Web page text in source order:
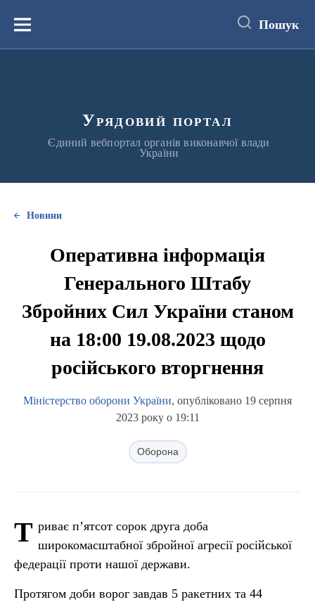
вмістуМеню Пошук
Урядовий портал
Єдиний вебпортал органів виконавчої влади
України
Новини
Оперативна інформація
Генерального Штабу
Збройних Сил України станом
на 18:00 19.08.2023 щодо
російського вторгнення
Міністерство оборони України, опубліковано 19 серпня
2023 року о 19:11
Оборона
Т риває п’ятсот сорок друга доба
широкомасштабної збройної агресії російської
федерації проти нашої держави.
Протягом доби ворог завдав 5 ракетних та 44